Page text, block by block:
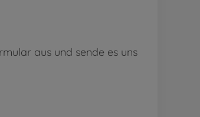
aus und sende es uns